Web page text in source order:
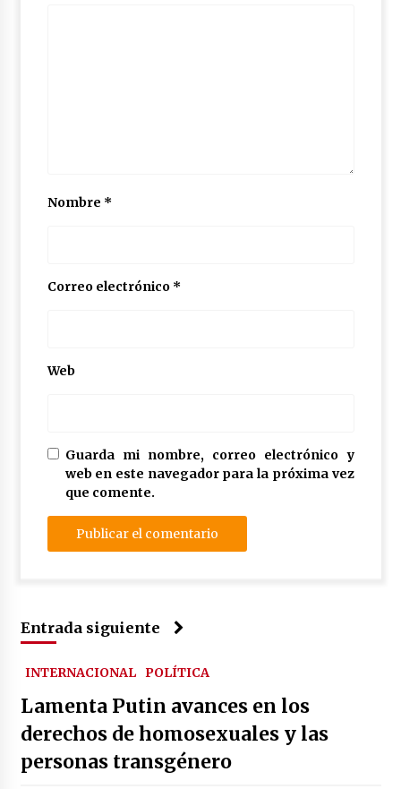
Nombre *
Correo electrónico *
Web
Guarda mi nombre, correo electrónico y
web en este navegador para la próxima vez
que comente.
Entrada siguiente
INTERNACIONAL POLÍTICA
Lamenta Putin avances en los
derechos de homosexuales y las
personas transgénero